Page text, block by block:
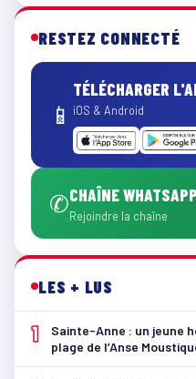
RESTEZ CONNECTÉ
📱
TÉLÉCHARGER
iOS & Android
✆CHAÎNE WHATSAPP
Rejoindre la chaîne
LES + LUS
1
Sainte-Anne : un jeune
plage de l’Anse